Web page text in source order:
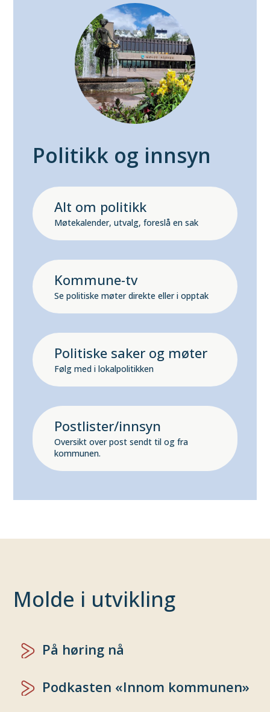
Politikk og innsyn
Alt om politikk
Møtekalender, utvalg, foreslå en sak
Kommune-tv
Se politiske møter direkte eller i opptak
Politiske saker og møter
Følg med i lokalpolitikken
Postlister/innsyn
Oversikt over post sendt til og fra
kommunen.
Molde i utvikling
På høring nå
Podkasten «Innom kommunen»